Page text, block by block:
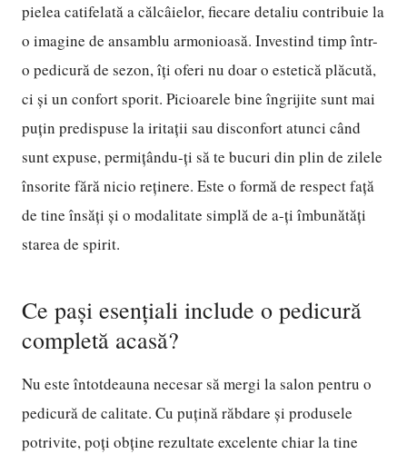
pielea catifelată a călcâielor, fiecare detaliu contribuie la
o imagine de ansamblu armonioasă. Investind timp într-
o pedicură de sezon, îți oferi nu doar o estetică plăcută,
ci și un confort sporit. Picioarele bine îngrijite sunt mai
puțin predispuse la iritații sau disconfort atunci când
sunt expuse, permițându-ți să te bucuri din plin de zilele
însorite fără nicio reținere. Este o formă de respect față
de tine însăți și o modalitate simplă de a-ți îmbunătăți
starea de spirit.
Ce pași esențiali include o pedicură
completă acasă?
Nu este întotdeauna necesar să mergi la salon pentru o
pedicură de calitate. Cu puțină răbdare și produsele
potrivite, poți obține rezultate excelente chiar la tine